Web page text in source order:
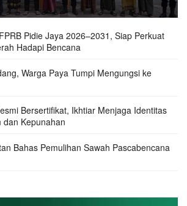
Pidie Jaya 2026–2031, Siap Perkuat
Hadapi Bencana
Warga Paya Tumpi Mengungsi ke
Bersertifikat, Ikhtiar Menjaga Identitas
dan Kepunahan
Bahas Pemulihan Sawah Pascabencana